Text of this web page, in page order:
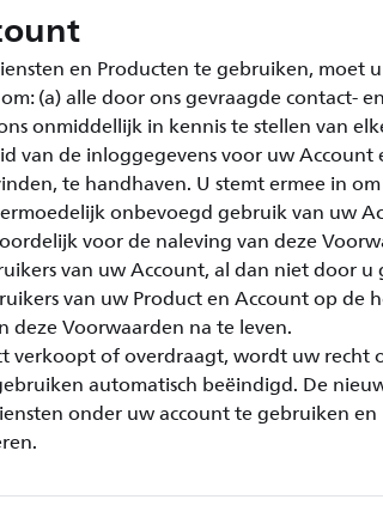
en Producten te gebruiken, moet
(a) alle door ons gevraagde contact-
onmiddellijk in kennis te stellen van
van de inloggegevens voor uw
te handhaven. U stemt ermee in
onbevoegd gebruik van uw
voor de naleving van deze
van uw Account, al dan niet door
van uw Product en Account op de
deze Voorwaarden na te leven.
verkoopt of overdraagt, wordt uw recht
automatisch beëindigd. De
onder uw account te gebruiken